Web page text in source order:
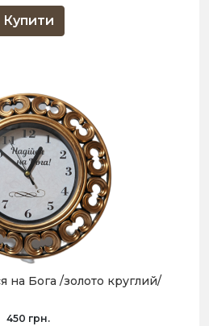
Купити
на Бога /золото круглий/
450 грн.